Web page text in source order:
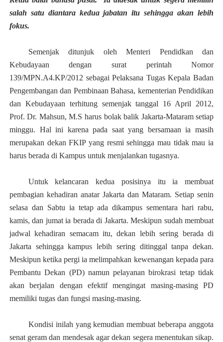
salah satu diantara kedua jabatan itu sehingga akan lebih
fokus.
Semenjak ditunjuk olehMenteri Pendidkan dan
Kebudayaan
dengan surat perintah Nomor
139/MPN.A4.KP/2012 sebagai Pelaksana Tugas Kepala Badan
Pengembangan dan Pembinaan Bahasa, kementerian Pendidikan
dan Kebudayaan terhitung semenjak tanggal 16 April 2012,
Prof. Dr. Mahsun, M.S harus bolak balik Jakarta-Mataram setiap
minggu. Hal ini karena pada saat yang bersamaan ia masih
merupakan dekan FKIP yang resmi sehingga mau tidak mau ia
harus berada di Kampus untuk menjalankan tugasnya.
Untuk kelancaran kedua posisinya itu ia membuat
pembagian kehadiran anatar Jakarta dan Mataram. Setiap senin
selasa dan Sabtu ia tetap ada dikampus sementara hari rabu,
kamis, dan jumat ia berada di Jakarta. Meskipun sudah membuat
jadwal kehadiran semacam itu, dekan lebih sering berada di
Jakarta sehingga kampus lebih sering ditinggal tanpa dekan.
Meskipun ketika pergi ia melimpahkan kewenangan kepada para
Pembantu Dekan (PD) namun pelayanan birokrasi tetap tidak
akan berjalan dengan efektif mengingat masing-masing PD
memiliki tugas dan fungsi masing-masing.
Kondisi inilah yang kemudian membuat beberapa anggota
senat geram dan mendesakagar dekan segera menentukan sikap.